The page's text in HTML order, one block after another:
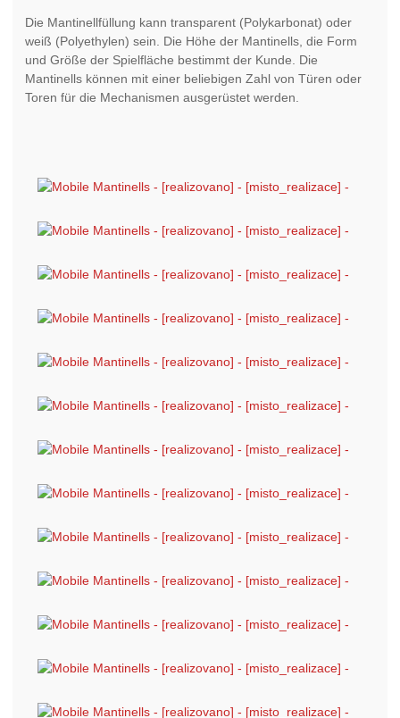
Die Mantinellfüllung kann transparent (Polykarbonat) oder
weiß (Polyethylen) sein. Die Höhe der Mantinells, die Form
und Größe der Spielfläche bestimmt der Kunde. Die
Mantinells können mit einer beliebigen Zahl von Türen oder
Toren für die Mechanismen ausgerüstet werden.